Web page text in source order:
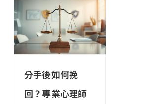
分手後如何挽
回？專業心理師